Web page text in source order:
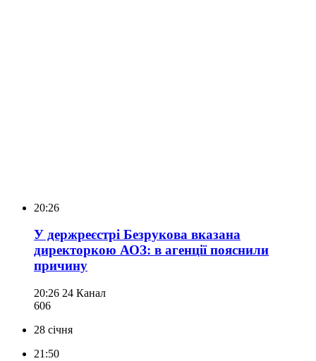
20:26
У держреєстрі Безрукова вказана
директоркою АОЗ: в агенції пояснили
причину
20:26 24 Канал
606
28 січня
21:50